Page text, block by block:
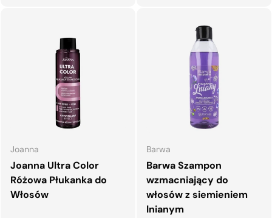
Joanna
Joanna Ultra Color
Różowa Płukanka do
Włosów
Barwa
Barwa Szampon
wzmacniający do
włosów z siemieniem
lnianym